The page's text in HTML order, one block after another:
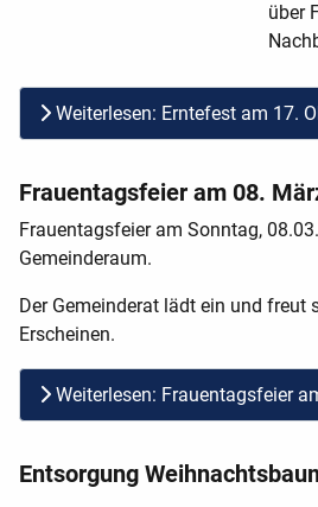
über
Weiterlesen: Erntefest am 17.
Frauentagsfeier am 08.
Frauentagsfeier am Sonntag,
Gemeinderaum.
Der Gemeinderat lädt ein und freut
Erscheinen.
Weiterlesen: Frauentagsfeier
Entsorgung